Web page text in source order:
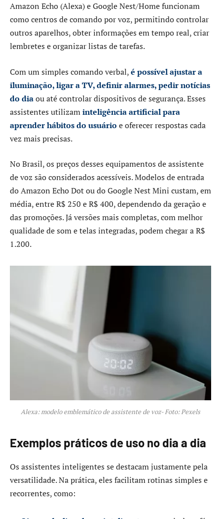
Amazon Echo (Alexa) e Google Nest/Home funcionam
como centros de comando por voz, permitindo controlar
outros aparelhos, obter informações em tempo real, criar
lembretes e organizar listas de tarefas.
Com um simples comando verbal,é possível ajustar a
iluminação, ligar a TV, definir alarmes, pedir notícias
do diaou até controlar dispositivos de segurança. Esses
assistentes utilizaminteligência artificial para
aprender hábitos do usuário e oferecer respostas cada
vez mais precisas.
No Brasil, os preços desses equipamentos de assistente
de voz são considerados acessíveis. Modelos de entrada
do Amazon Echo Dot ou do Google Nest Mini custam, em
média, entre R$ 250 e R$ 400, dependendo da geração e
das promoções. Já versões mais completas, com melhor
qualidade de som e telas integradas, podem chegar a R$
1.200.
Alexa: modelo emblemático de assistente de voz- Foto: Pexels
Exemplos práticos de uso no dia a dia
Os assistentes inteligentes se destacam justamente pela
versatilidade. Na prática, eles facilitam rotinas simples e
recorrentes, como: